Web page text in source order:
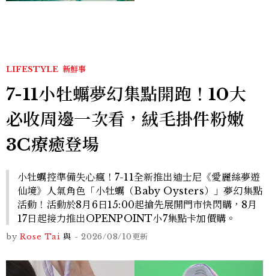
LIFESTYLE 新鮮事
7-11小牡蠣夢幻集點開跑！10大
必收周邊一次看，絨毛掛件粉嫩
3C療癒登場
小牡蠣控準備失心瘋！7-11全新推出迪士尼《愛麗絲夢遊
仙境》人氣角色「小牡蠣（Baby Oysters）」夢幻集點
活動！活動於8月6日15:00起搶先展開門市快閃購，8月
17日起接力推出OPENPOINT小7集點卡加價購。
by Rose Tai 與 - 2026/08/10更新